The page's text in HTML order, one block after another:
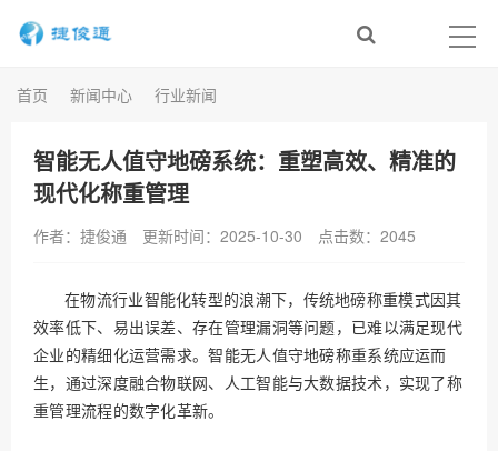
首页 新闻中心 行业新闻
智能无人值守地磅系统：重塑高效、精准的
现代化称重管理
作者：捷俊通 更新时间：2025-10-30 点击数： 2045
在物流行业智能化转型的浪潮下，传统地磅称重模式因其
效率低下、易出误差、存在管理漏洞等问题，已难以满足现代
企业的精细化运营需求。智能无人值守地磅称重系统应运而
生，通过深度融合物联网、人工智能与大数据技术，实现了称
重管理流程的数字化革新。